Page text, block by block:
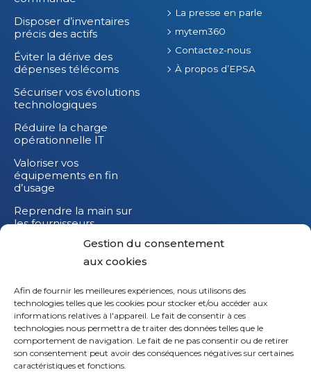
Gestion du consentement
aux cookies
Afin de fournir les meilleures expériences, nous utilisons des
technologies telles que les cookies pour stocker et/ou accéder aux
informations relatives à l'appareil. Le fait de consentir à ces
technologies nous permettra de traiter des données telles que le
comportement de navigation. Le fait de ne pas consentir ou de retirer
son consentement peut avoir des conséquences négatives sur certaines
caractéristiques et fonctions.
Disposer d’inventaires
précis des actifs
Éviter la dérive des
dépenses télécoms
Sécuriser vos évolutions
technologiques
Réduire la charge
opérationnelle IT
Valoriser vos
équipements en fin
d’usage
Reprendre la main sur
les fournisseurs
Réduire l’impact
carbone de vos
La presse en parle
mytem360
Contactez-nous
À propos d’EPSA